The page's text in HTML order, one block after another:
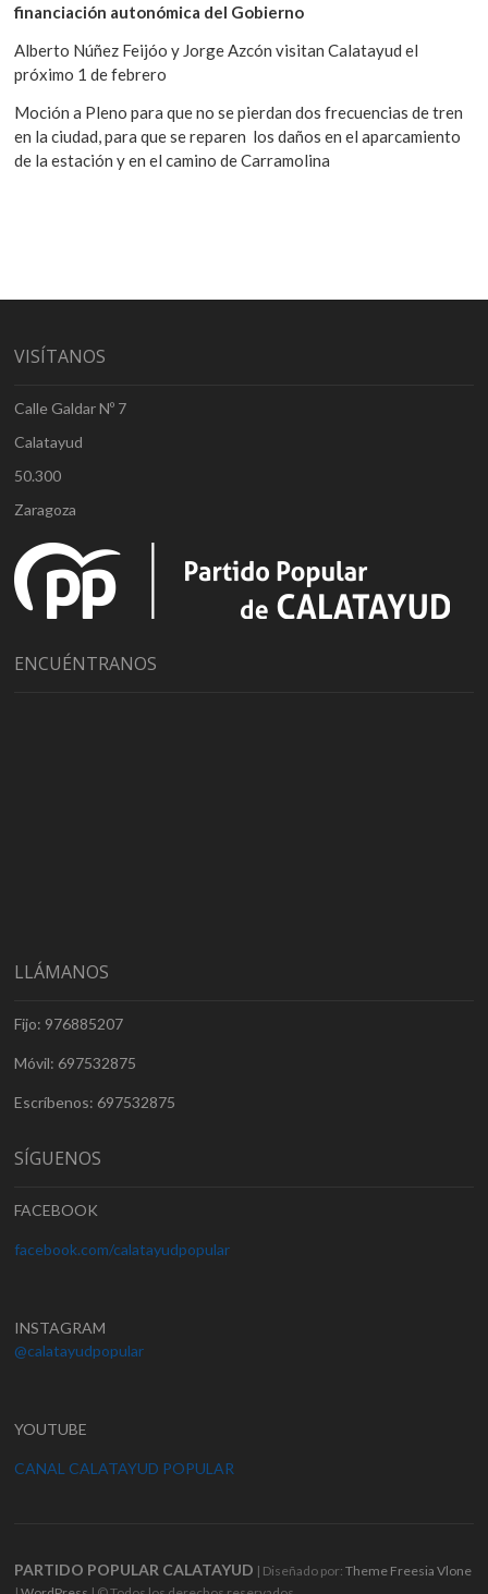
financiación autonómica del Gobierno
Alberto Núñez Feijóo y Jorge Azcón visitan Calatayud el
próximo 1 de febrero
Moción a Pleno para que no se pierdan dos frecuencias de tren
en la ciudad, para que se reparen los daños en el aparcamiento
de la estación y en el camino de Carramolina
VISÍTANOS
Calle Galdar Nº 7
Calatayud
50.300
Zaragoza
ENCUÉNTRANOS
LLÁMANOS
Fijo: 976885207
Móvil: 697532875
Escríbenos: 697532875
SÍGUENOS
FACEBOOK
facebook.com/calatayudpopular
INSTAGRAM
@calatayudpopular
YOUTUBE
CANAL CALATAYUD POPULAR
PARTIDO POPULAR CALATAYUD | Diseñado por:Theme Freesia Vlone